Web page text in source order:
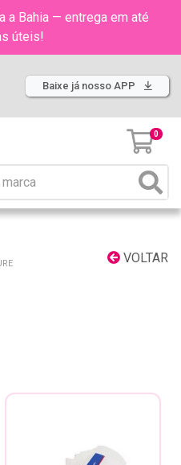
a Bahia — entrega em até
úteis!
Baixe já nosso APP
0
VOLTAR